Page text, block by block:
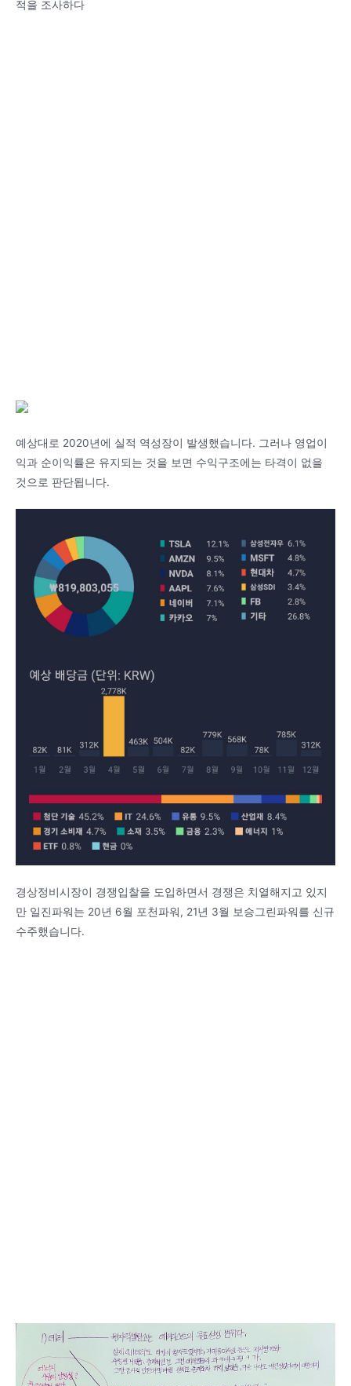
적을 조사하다
예상대로 2020년에 실적 역성장이 발생했습니다. 그러나 영업이
익과 순이익률은 유지되는 것을 보면 수익구조에는 타격이 없을
것으로 판단됩니다.
경상정비시장이 경쟁입찰을 도입하면서 경쟁은 치열해지고 있지
만 일진파워는 20년 6월 포천파워, 21년 3월 보승그린파워를 신규
수주했습니다.